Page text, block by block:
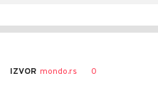
IZVOR mondo.rs 0